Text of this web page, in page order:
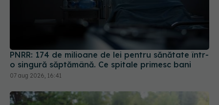
PNRR: 174 de milioane de lei pentru sănătate într-
o singură săptămână. Ce spitale primesc bani
07 aug 2026, 16:41